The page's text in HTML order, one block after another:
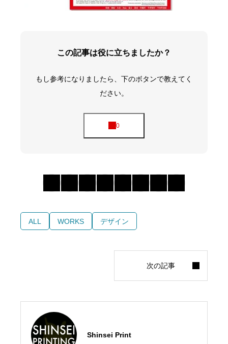
この記事は役に立ちましたか？
もし参考になりましたら、下のボタンで教えてく
ださい。
ALL WORKS デザイン
Shinsei Print